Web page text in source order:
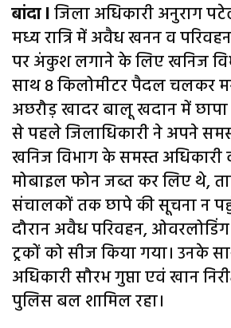
बांदा lजिला अधिकारी अनुराग
मध्य रात्रि में अवैध खनन व
पर अंकुश लगाने के लिए खनिज
साथ 8 किलोमीटर पैदल चलकर
अछरौड़ खादर बालू खदान में छापा
से पहले जिलाधिकारी ने अपने
खनिज विभाग के समस्त अधिकारी
मोबाइल फोन जब्त कर लिए थे,
संचालकों तक छापे की सूचना न
दौरान अवैध परिवहन,
ट्रकों को सीज किया गया। उनके
अधिकारी सौरभ गुप्ता एवं खान
पुलिस बल शामिल रहा।